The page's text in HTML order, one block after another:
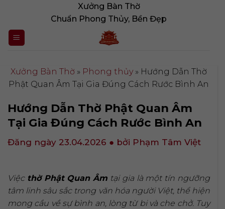
nội
dung
Xưởng Bàn Thờ
Chuẩn Phong Thủy, Bền Đẹp
Xưởng Bàn Thờ » Phong thủy » Hướng Dẫn Thờ
Phật Quan Âm Tại Gia Đúng Cách Rước Bình An
Hướng Dẫn Thờ Phật Quan Âm
Tại Gia Đúng Cách Rước Bình An
Đăng ngày 23.04.2026 ● bởi Phạm Tâm Việt
Việc thờ Phật Quan Âm tại gia là một tín ngưỡng
tâm linh sâu sắc trong văn hóa người Việt, thể hiện
mong cầu về sự bình an, lòng từ bi và che chở. Tuy